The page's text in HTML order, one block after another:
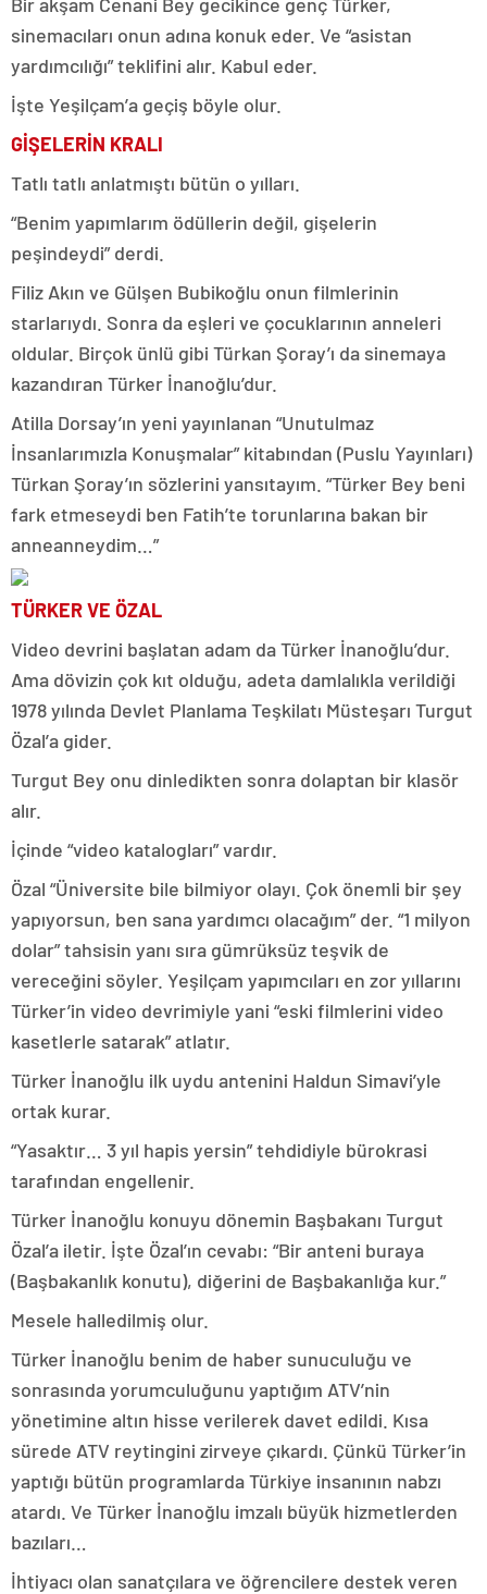
sinemacıları onun adına konuk eder. Ve “asistan
yardımcılığı” teklifini alır. Kabul eder.
İşte Yeşilçam’a geçiş böyle olur.
GİŞELERİN KRALI
Tatlı tatlı anlatmıştı bütün o yılları.
“Benim yapımlarım ödüllerin değil, gişelerin
peşindeydi” derdi.
Filiz Akın ve Gülşen Bubikoğlu onun filmlerinin
starlarıydı. Sonra da eşleri ve çocuklarının anneleri
oldular. Birçok ünlü gibi Türkan Şoray’ı da sinemaya
kazandıran Türker İnanoğlu’dur.
Atilla Dorsay’ın yeni yayınlanan “Unutulmaz
İnsanlarımızla Konuşmalar” kitabından (Puslu Yayınları)
Türkan Şoray’ın sözlerini yansıtayım. “Türker Bey beni
fark etmeseydi ben Fatih’te torunlarına bakan bir
anneanneydim…”
TÜRKER VE ÖZAL
Video devrini başlatan adam da Türker İnanoğlu’dur.
Ama dövizin çok kıt olduğu, adeta damlalıkla verildiği
1978 yılında Devlet Planlama Teşkilatı Müsteşarı Turgut
Özal’a gider.
Turgut Bey onu dinledikten sonra dolaptan bir klasör
alır.
İçinde “video katalogları” vardır.
Özal “Üniversite bile bilmiyor olayı. Çok önemli bir şey
yapıyorsun, ben sana yardımcı olacağım” der. “1 milyon
dolar” tahsisin yanı sıra gümrüksüz teşvik de
vereceğini söyler. Yeşilçam yapımcıları en zor yıllarını
Türker’in video devrimiyle yani “eski filmlerini video
kasetlerle satarak” atlatır.
Türker İnanoğlu ilk uydu antenini Haldun Simavi’yle
ortak kurar.
“Yasaktır… 3 yıl hapis yersin” tehdidiyle bürokrasi
tarafından engellenir.
Türker İnanoğlu konuyu dönemin Başbakanı Turgut
Özal’a iletir. İşte Özal’ın cevabı: “Bir anteni buraya
(Başbakanlık konutu), diğerini de Başbakanlığa kur.”
Mesele halledilmiş olur.
Türker İnanoğlu benim de haber sunuculuğu ve
sonrasında yorumculuğunu yaptığım ATV’nin
yönetimine altın hisse verilerek davet edildi. Kısa
sürede ATV reytingini zirveye çıkardı. Çünkü Türker’in
yaptığı bütün programlarda Türkiye insanının nabzı
atardı. Ve Türker İnanoğlu imzalı büyük hizmetlerden
bazıları…
İhtiyacı olan sanatçılara ve öğrencilere destek veren